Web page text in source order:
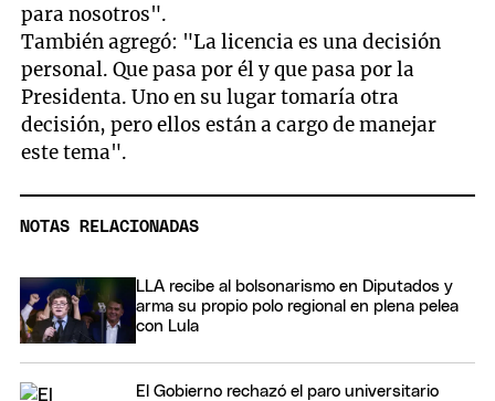
para nosotros".
También agregó: "La licencia es una decisión
personal. Que pasa por él y que pasa por la
Presidenta. Uno en su lugar tomaría otra
decisión, pero ellos están a cargo de manejar
este tema".
NOTAS RELACIONADAS
LLA recibe al bolsonarismo en Diputados y
arma su propio polo regional en plena pelea
con Lula
El Gobierno rechazó el paro universitario